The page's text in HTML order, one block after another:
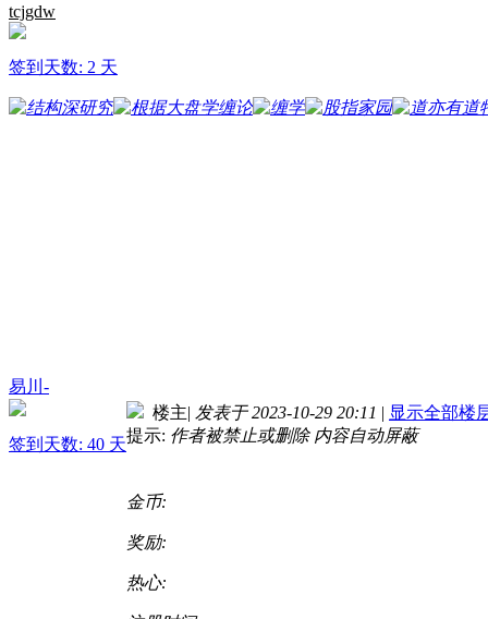
tcjgdw
签到天数: 2 天
易川-
签到天数: 40 天
楼主| 发表于 2023-10-29 20:11 | 显示全部楼
提示: 作者被禁止或删除 内容自动屏蔽
金币:
奖励:
热心: